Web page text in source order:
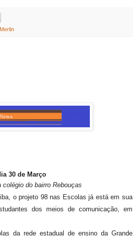
30 de Março
do bairro Rebouças
o projeto 98 nas Escolas já está em sua
dos meios de comunicação, em
da rede estadual de ensino da Grande